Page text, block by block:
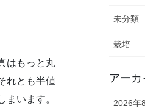
はもっと丸
れとも半値
います。
未分類
栽培
アーカ
2026年